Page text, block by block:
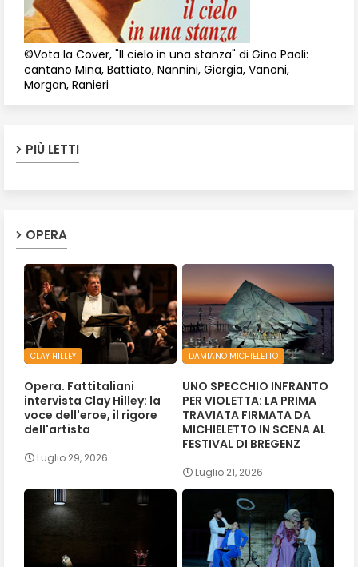
©Vota la Cover, "Il cielo in una stanza" di Gino Paoli:
cantano Mina, Battiato, Nannini, Giorgia, Vanoni,
Morgan, Ranieri
PIÙ LETTI
OPERA
CLAY HILLEY
Opera. Fattitaliani
intervista Clay Hilley: la
voce dell'eroe, il rigore
dell'artista
Luglio 29, 2026
DAMIANO MICHIELETTO
UNO SPECCHIO INFRANTO
PER VIOLETTA: LA PRIMA
TRAVIATA FIRMATA DA
MICHIELETTO IN SCENA AL
FESTIVAL DI BREGENZ
Luglio 21, 2026